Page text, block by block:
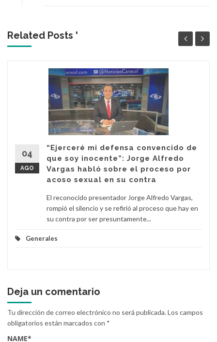
Related Posts '
04
AGO
“Ejerceré mi defensa convencido de
que soy inocente”: Jorge Alfredo
Vargas habló sobre el proceso por
acoso sexual en su contra
El reconocido presentador Jorge Alfredo Vargas,
rompió el silencio y se refirió al proceso que hay en
su contra por ser presuntamente...
Generales
Deja un comentario
Tu dirección de correo electrónico no será publicada.Los campos
obligatorios están marcados con *
NAME*